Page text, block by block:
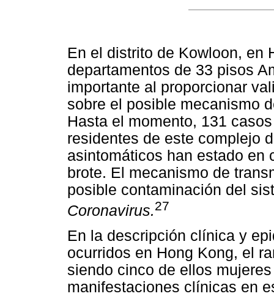
En el distrito de Kowloon, en
departamentos de 33 pisos
importante al proporcionar
sobre el posible mecanismo
Hasta el momento, 131
residentes de este complejo
asintomáticos han estado en
brote. El mecanismo de
posible contaminación del
Coronavirus.27
En la descripción clínica y
ocurridos en Hong Kong, el
siendo cinco de ellos
manifestaciones clínicas en